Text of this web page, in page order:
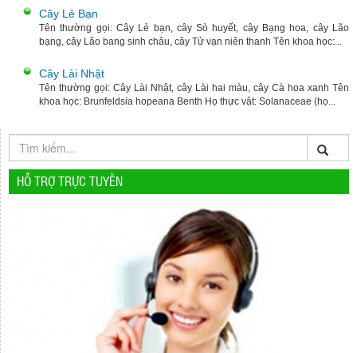
Cây Lẻ Bạn
Tên thường gọi: Cây Lẻ bạn, cây Sò huyết, cây Bạng hoa, cây Lão
bạng, cây Lão bang sinh châu, cây Tử vạn niên thanh Tên khoa học:...
Cây Lài Nhật
Tên thường gọi: Cây Lài Nhật, cây Lài hai màu, cây Cà hoa xanh Tên
khoa học: Brunfeldsia hopeana Benth Họ thực vật: Solanaceae (họ...
HỖ TRỢ TRỰC TUYẾN